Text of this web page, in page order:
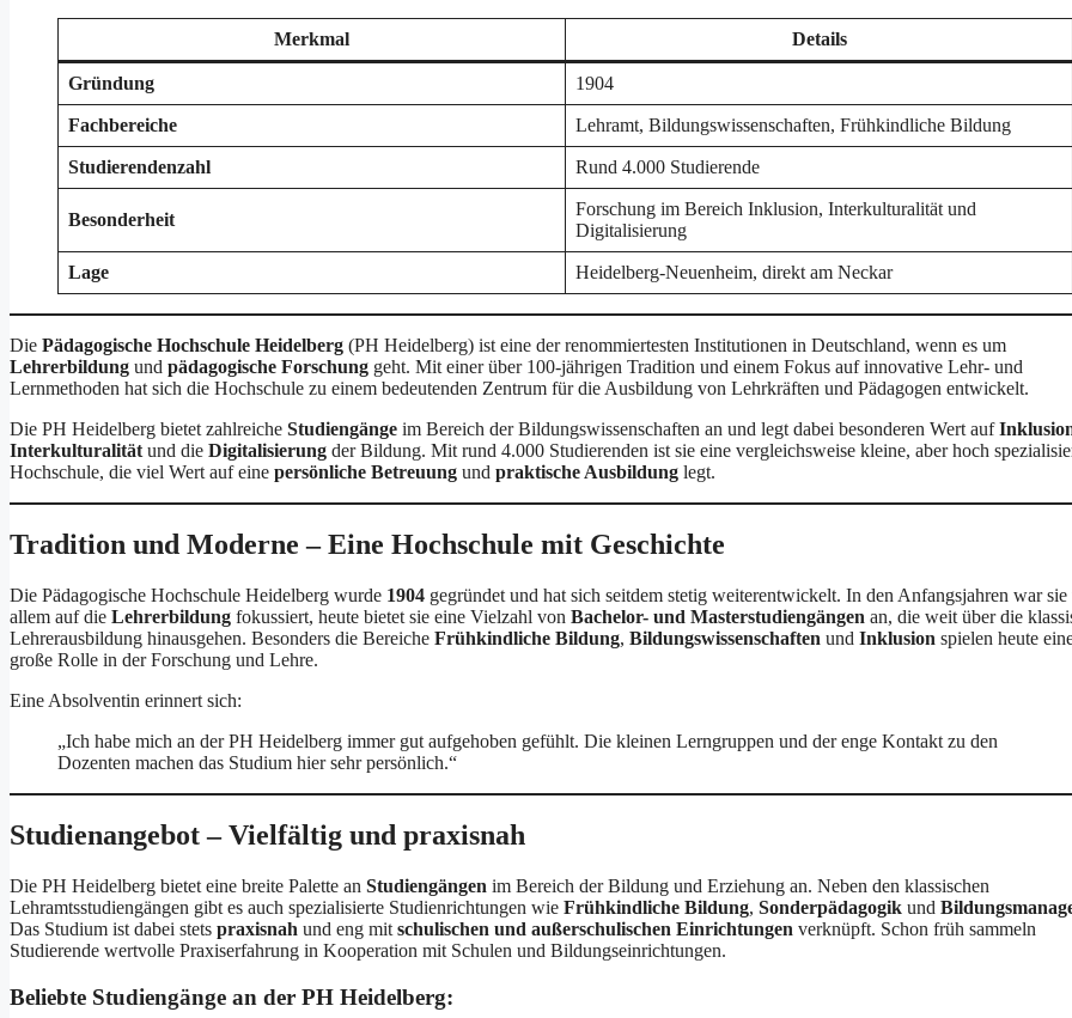
Merkmal Details
Gründung 1904
Fachbereiche Lehramt, Bildungswissenschaften, Frühkindliche Bildung
Studierendenzahl Rund 4.000 Studierende
Besonderheit
Forschung im Bereich Inklusion, Interkulturalität und
Digitalisierung
Lage Heidelberg-Neuenheim, direkt am Neckar
Die Pädagogische Hochschule Heidelberg (PH Heidelberg) ist eine der renommiertesten Institutionen in Deutschland, wenn es um
Lehrerbildung und pädagogische Forschung geht. Mit einer über 100-jährigen Tradition und einem Fokus auf innovative Lehr- und
Lernmethoden hat sich die Hochschule zu einem bedeutenden Zentrum für die Ausbildung von Lehrkräften und Pädagogen entwickelt.
Die PH Heidelberg bietet zahlreiche Studiengänge im Bereich der Bildungswissenschaften an und legt dabei besonderen Wert auf
Interkulturalitätund die Digitalisierung der Bildung. Mit rund 4.000 Studierenden ist sie eine vergleichsweise kleine, aber hoch
Hochschule, die viel Wert auf eine persönliche Betreuung und praktische Ausbildung legt.
Tradition und Moderne – Eine Hochschule mit Geschichte
Die Pädagogische Hochschule Heidelberg wurde 1904 gegründet und hat sich seitdem stetig weiterentwickelt. In den Anfangsjahren war
allem auf die Lehrerbildung fokussiert, heute bietet sie eine Vielzahl von Bachelor- und Masterstudiengängen an, die weit über die
Lehrerausbildung hinausgehen. Besonders die Bereiche Frühkindliche Bildung, Bildungswissenschaften und Inklusion spielen heute
große Rolle in der Forschung und Lehre.
Eine Absolventin erinnert sich:
„Ich habe mich an der PH Heidelberg immer gut aufgehoben gefühlt. Die kleinen Lerngruppen und der enge Kontakt zu den
Dozenten machen das Studium hier sehr persönlich.“
Studienangebot – Vielfältig und praxisnah
Die PH Heidelberg bietet eine breite Palette an Studiengängen im Bereich der Bildung und Erziehung an. Neben den klassischen
Lehramtsstudiengängen gibt es auch spezialisierte Studienrichtungen wie Frühkindliche Bildung, Sonderpädagogik und
Das Studium ist dabei stets praxisnah und eng mit schulischen und außerschulischen Einrichtungen verknüpft. Schon früh sammeln
Studierende wertvolle Praxiserfahrung in Kooperation mit Schulen und Bildungseinrichtungen.
Beliebte Studiengänge an der PH Heidelberg: